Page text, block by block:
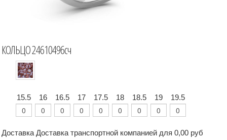
КОЛЬЦО 24610496сч
15.5 16 16.5 17 17.5 18 18.5 19 19.5
Доставка Доставка транспортной компанией для 0,00 руб